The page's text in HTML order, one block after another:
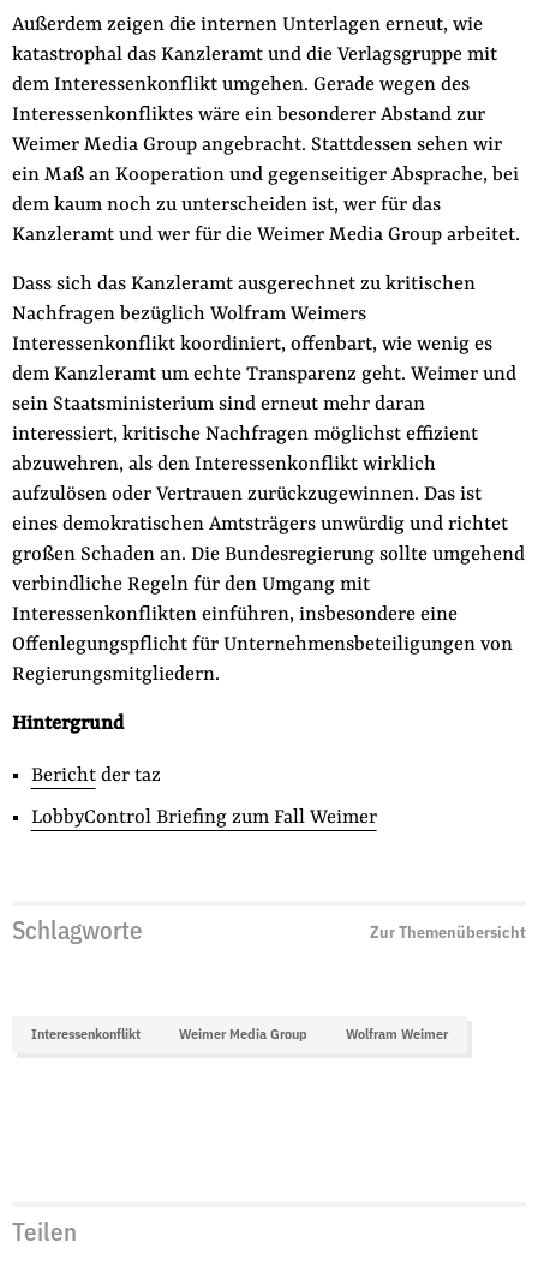
Außerdem zeigen die internen Unterlagen erneut, wie
katastrophal das Kanzleramt und die Verlagsgruppe mit
dem Interessenkonflikt umgehen. Gerade wegen des
Interessenkonfliktes wäre ein besonderer Abstand zur
Weimer Media Group angebracht. Stattdessen sehen wir
ein Maß an Kooperation und gegenseitiger Absprache, bei
dem kaum noch zu unterscheiden ist, wer für das
Kanzleramt und wer für die Weimer Media Group arbeitet.
Dass sich das Kanzleramt ausgerechnet zu kritischen
Nachfragen bezüglich Wolfram Weimers
Interessenkonflikt koordiniert, offenbart, wie wenig es
dem Kanzleramt um echte Transparenz geht. Weimer und
sein Staatsministerium sind erneut mehr daran
interessiert, kritische Nachfragen möglichst effizient
abzuwehren, als den Interessenkonflikt wirklich
aufzulösen oder Vertrauen zurückzugewinnen. Das ist
eines demokratischen Amtsträgers unwürdig und richtet
großen Schaden an. Die Bundesregierung sollte umgehend
verbindliche Regeln für den Umgang mit
Interessenkonflikten einführen, insbesondere eine
Offenlegungspflicht für Unternehmensbeteiligungen von
Regierungsmitgliedern.
Hintergrund
Berichtder taz
LobbyControl Briefing zum Fall Weimer
Schlagworte Zur Themenübersicht
Interessenkonflikt Weimer Media Group Wolfram Weimer
Teilen